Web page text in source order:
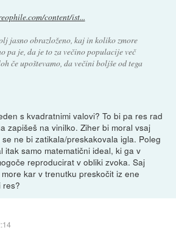
content/ist...
jasno obrazloženo, kaj in koliko zmore
pa je, da je to za večino populacije več
če upoštevamo, da večini boljše od tega
s kvadratnimi valovi? To bi pa res rad
zapišeš na vinilko. Ziher bi moral vsaj
ne bi zatikala/preskakovala igla. Poleg
itak samo matematični ideal, ki ga v
reproducirat v obliki zvoka. Saj
kar v trenutku preskočit iz ene
res?